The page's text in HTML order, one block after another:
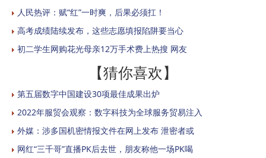
人民热评：赋“红”一时爽，后果必须扛！
高考成绩陆续发布，这些志愿填报陷阱要当心
初二学生网购花光母亲12万手术费上热搜 网友
【猜你喜欢】
第五届数字中国建设30项最佳成果出炉
2022年服贸会观察：数字科技为全球服务贸易注入
外媒：涉多国机密情报文件在网上发布 泄密者或
网红“三千哥”直播PK后去世，朋友称他一场PK喝